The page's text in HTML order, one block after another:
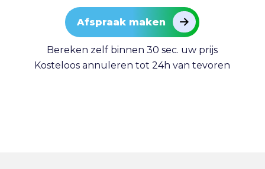
Afspraak maken
Bereken zelf binnen 30 sec. uw prijs
Kosteloos annuleren tot 24h van tevoren